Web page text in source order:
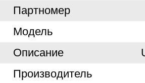
Партномер
Модель
Описание
Производитель